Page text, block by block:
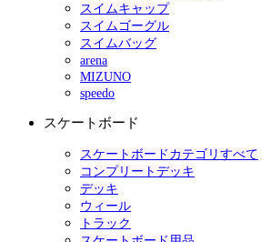
スイムキャップ
スイムゴーグル
スイムバッグ
arena
MIZUNO
speedo
スケートボード
スケートボードカテゴリすべて
コンプリートデッキ
デッキ
ウィール
トラック